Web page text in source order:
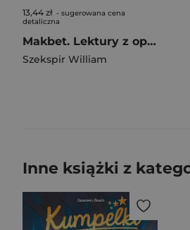
13,44 zł - sugerowana cena
detaliczna
Makbet. Lektury z opracowaniem
Szekspir William
Inne książki z